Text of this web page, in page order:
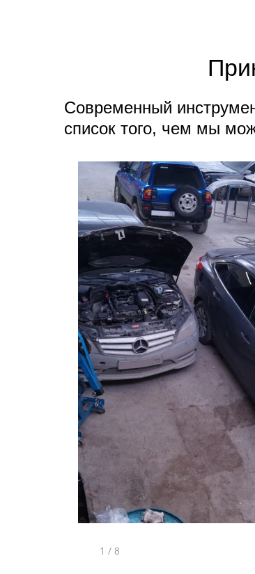
Современный
список того, чем мы
1 / 8